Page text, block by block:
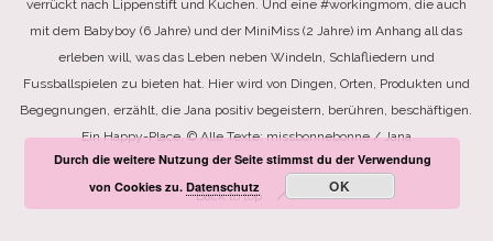
verrückt nach Lippenstift und Kuchen. Und eine #workingmom, die auch
mit dem Babyboy (6 Jahre) und der MiniMiss (2 Jahre) im Anhang all das
erleben will, was das Leben neben Windeln, Schlafliedern und
Fussballspielen zu bieten hat. Hier wird von Dingen, Orten, Produkten und
Begegnungen, erzählt, die Jana positiv begeistern, berühren, beschäftigen.
Ein Happy-Place. © Alle Texte: missbonnebonne / Jana
Back to top
Durch die weitere Nutzung der Seite stimmst du der Verwendung
von Cookies zu.Datenschutz OK